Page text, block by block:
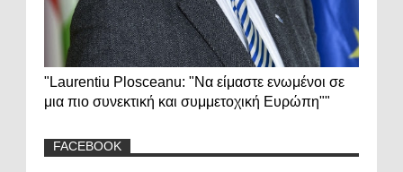
"Laurentiu Plosceanu: "Να είμαστε ενωμένοι σε
μια πιο συνεκτική και συμμετοχική Ευρώπη""
FACEBOOK